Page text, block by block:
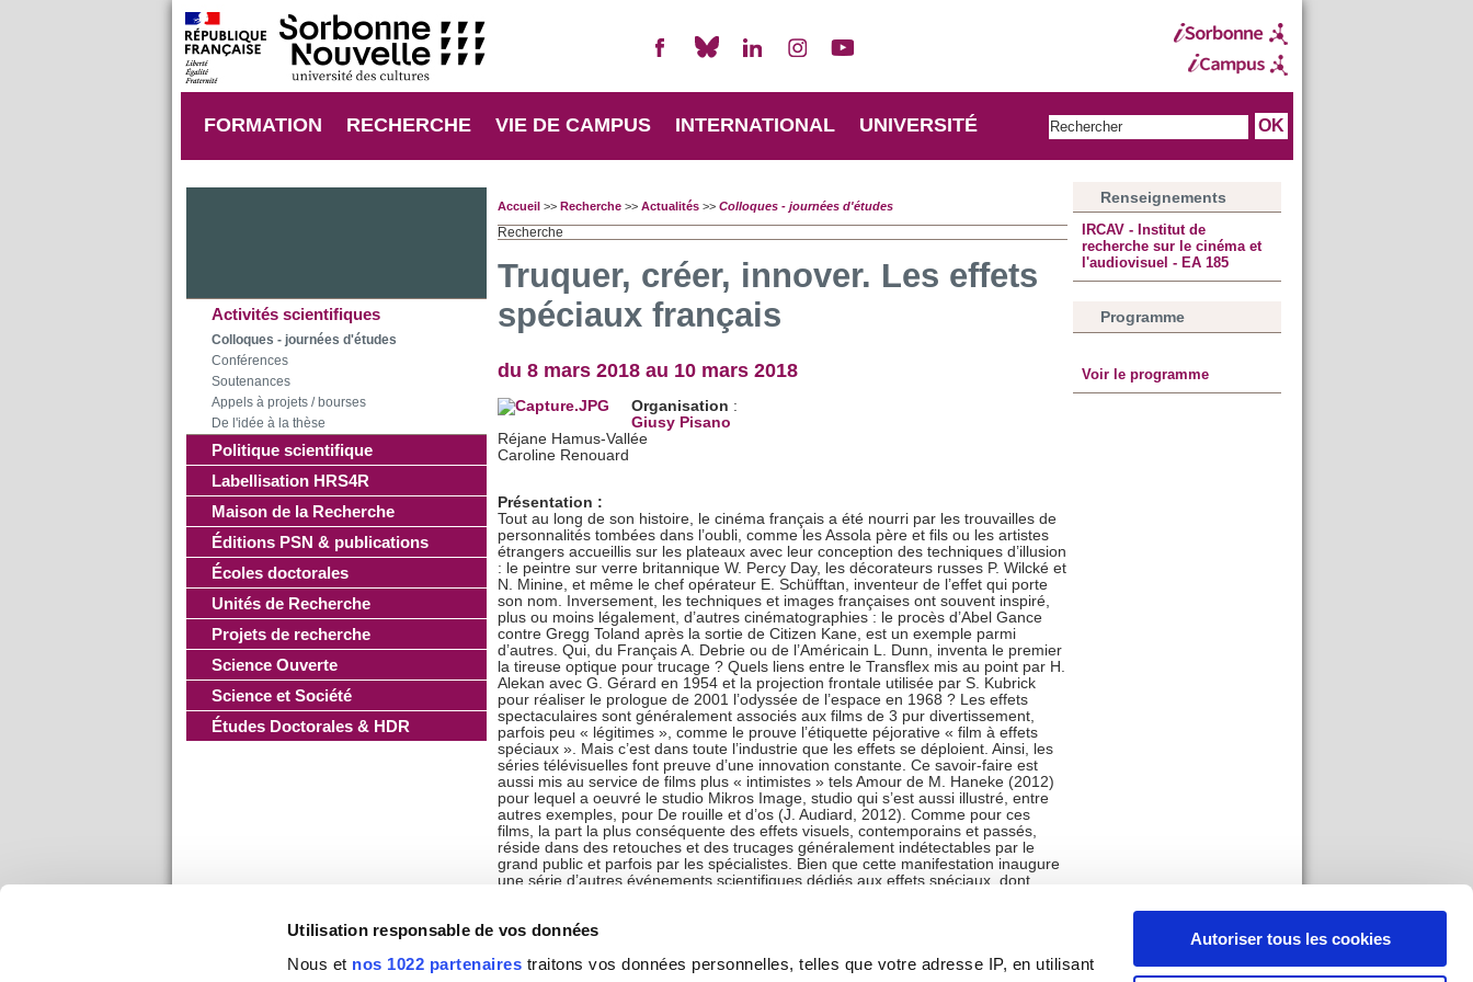
Utilisation responsable de vos données
Nous et nos 1022 partenaires traitons vos données personnelles, telles que votre adresse IP, en utilisant
Autoriser tous les cookies
FORMATION RECHERCHE VIE DE CAMPUS INTERNATIONAL UNIVERSITÉ
Activités scientifiques
Colloques - journées d'études
Conférences
Soutenances
Appels à projets / bourses
De l'idée à la thèse
Politique scientifique
Labellisation HRS4R
Maison de la Recherche
Éditions PSN & publications
Écoles doctorales
Unités de Recherche
Projets de recherche
Science Ouverte
Science et Société
Études Doctorales & HDR
Accueil>> Recherche>> Actualités>> Colloques - journées d'études
Recherche
Truquer, créer, innover. Les effets
spéciaux français
du 8 mars 2018 au 10 mars 2018
Organisation :
Giusy Pisano
Réjane Hamus-Vallée
Caroline Renouard
Présentation :
Tout au long de son histoire, le cinéma français a été nourri par les trouvailles de
personnalités tombées dans l’oubli, comme les Assola père et fils ou les artistes
étrangers accueillis sur les plateaux avec leur conception des techniques d’illusion
: le peintre sur verre britannique W. Percy Day, les décorateurs russes P. Wilcké et
N. Minine, et même le chef opérateur E. Schüfftan, inventeur de l’effet qui porte
son nom. Inversement, les techniques et images françaises ont souvent inspiré,
plus ou moins légalement, d’autres cinématographies : le procès d’Abel Gance
contre Gregg Toland après la sortie de Citizen Kane, est un exemple parmi
d’autres. Qui, du Français A. Debrie ou de l’Américain L. Dunn, inventa le premier
la tireuse optique pour trucage ? Quels liens entre le Transflex mis au point par H.
Alekan avec G. Gérard en 1954 et la projection frontale utilisée par S. Kubrick
pour réaliser le prologue de 2001 l’odyssée de l’espace en 1968 ? Les effets
spectaculaires sont généralement associés aux films de 3 pur divertissement,
parfois peu « légitimes », comme le prouve l’étiquette péjorative « film à effets
spéciaux ». Mais c’est dans toute l’industrie que les effets se déploient. Ainsi, les
séries télévisuelles font preuve d’une innovation constante. Ce savoir-faire est
aussi mis au service de films plus « intimistes » tels Amour de M. Haneke (2012)
pour lequel a oeuvré le studio Mikros Image, studio qui s’est aussi illustré, entre
autres exemples, pour De rouille et d’os (J. Audiard, 2012). Comme pour ces
films, la part la plus conséquente des effets visuels, contemporains et passés,
réside dans des retouches et des trucages généralement indétectables par le
grand public et parfois par les spécialistes. Bien que cette manifestation inaugure
une série d’autres événements scientifiques dédiés aux effets spéciaux, dont
international « Les arts trompeurs. Machines. Magie. Médias ».
Renseignements
IRCAV - Institut de
recherche sur le cinéma et
l'audiovisuel - EA 185
Programme
Voir le programme